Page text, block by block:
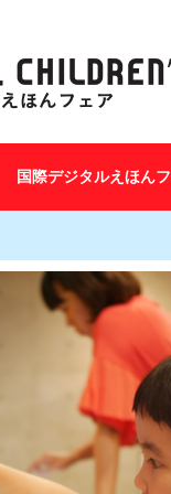
国際デジタルえほん